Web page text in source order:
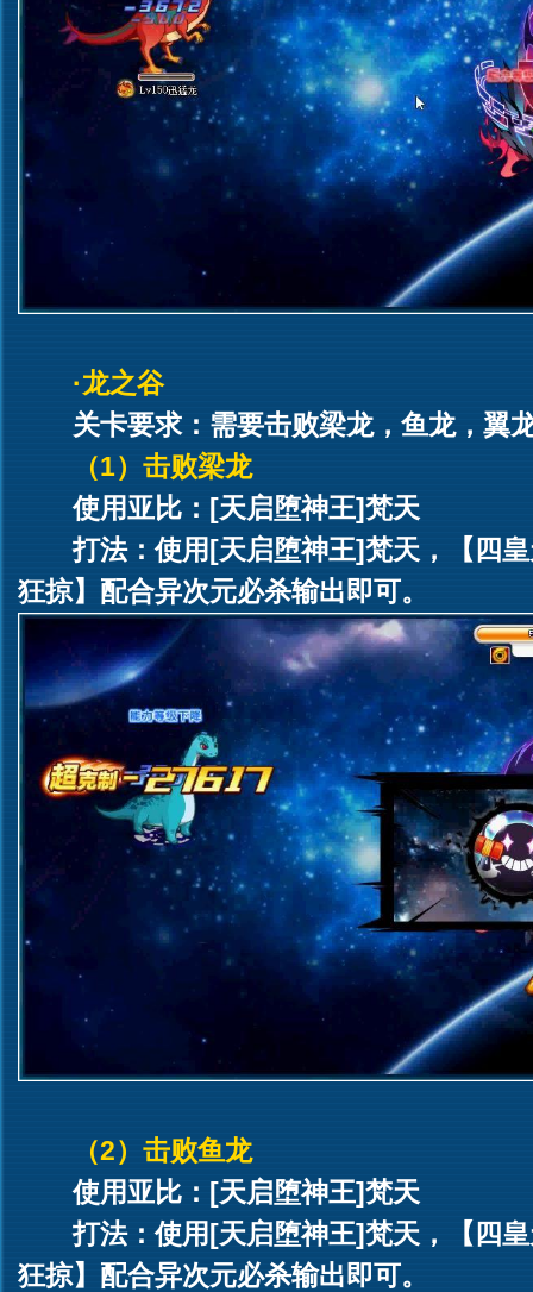
·龙之谷
关卡要求：需要击败梁龙，鱼龙，翼
（1）击败梁龙
使用亚比：[天启堕神王]梵天
打法：使用[天启堕神王]梵天，【四
狂掠】配合异次元必杀输出即可。
（2）击败鱼龙
使用亚比：[天启堕神王]梵天
打法：使用[天启堕神王]梵天，【四
狂掠】配合异次元必杀输出即可。